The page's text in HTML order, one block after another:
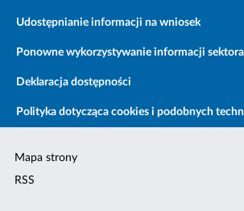
Udostępnianie informacji na wniosek
Ponowne wykorzystywanie informacji
Deklaracja dostępności
Polityka dotycząca cookies i podobnych
Mapa strony
RSS